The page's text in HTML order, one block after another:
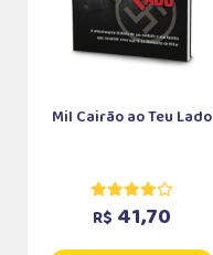
Mil Cairão ao Teu Lado
R$ 41,70